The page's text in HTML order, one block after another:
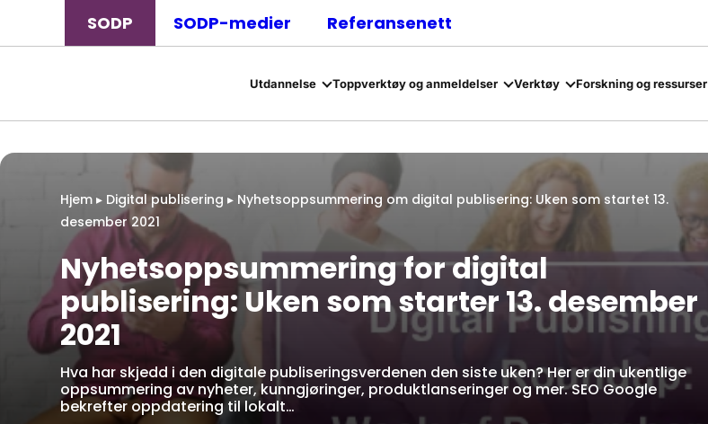
SODP SODP-medier Referansenett
Utdannelse Toppverktøy og anmeldelser Verktøy Forskning og ressurser
Hjem ▸ Digital publisering ▸ Nyhetsoppsummering om digital publisering: Uken som startet 13.
desember 2021
Nyhetsoppsummering for digital
publisering: Uken som starter 13. desember
2021
Hva har skjedd i den digitale publiseringsverdenen den siste uken? Her er din ukentlige
oppsummering av nyheter, kunngjøringer, produktlanseringer og mer. SEO Google
bekrefter oppdatering til lokalt…